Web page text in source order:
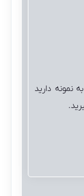
نمونه دارید